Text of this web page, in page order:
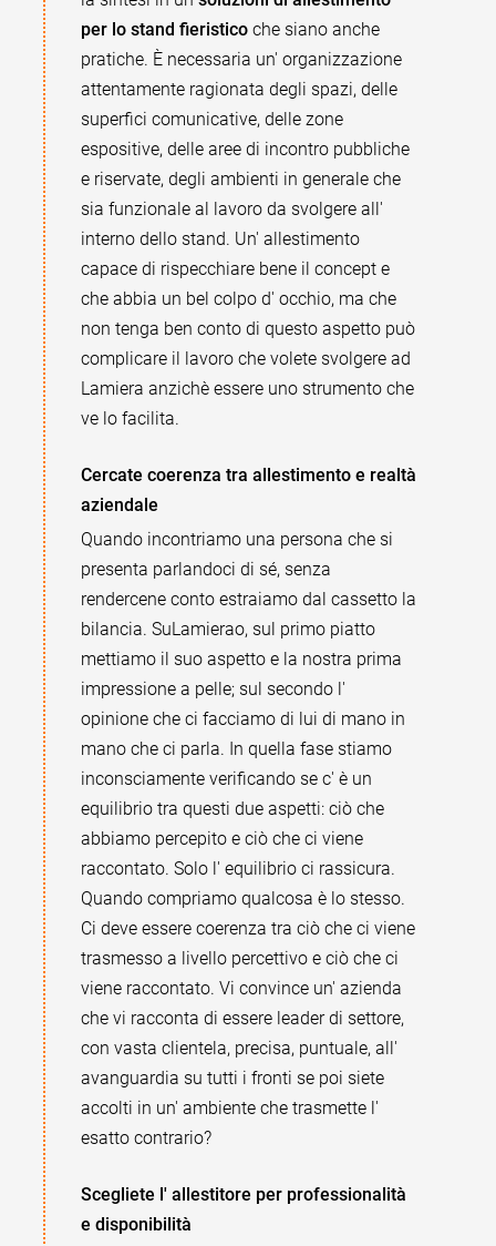
per lo stand fieristico che siano anche
pratiche. È necessaria un' organizzazione
attentamente ragionata degli spazi, delle
superfici comunicative, delle zone
espositive, delle aree di incontro pubbliche
e riservate, degli ambienti in generale che
sia funzionale al lavoro da svolgere all'
interno dello stand. Un' allestimento
capace di rispecchiare bene il concept e
che abbia un bel colpo d' occhio, ma che
non tenga ben conto di questo aspetto può
complicare il lavoro che volete svolgere ad
Lamiera anzichè essere uno strumento che
ve lo facilita.
Cercate coerenza tra allestimento e realtà
aziendale
Quando incontriamo una persona che si
presenta parlandoci di sé, senza
rendercene conto estraiamo dal cassetto la
bilancia. SuLamierao, sul primo piatto
mettiamo il suo aspetto e la nostra prima
impressione a pelle; sul secondo l'
opinione che ci facciamo di lui di mano in
mano che ci parla. In quella fase stiamo
inconsciamente verificando se c' è un
equilibrio tra questi due aspetti: ciò che
abbiamo percepito e ciò che ci viene
raccontato. Solo l' equilibrio ci rassicura.
Quando compriamo qualcosa è lo stesso.
Ci deve essere coerenza tra ciò che ci viene
trasmesso a livello percettivo e ciò che ci
viene raccontato. Vi convince un' azienda
che vi racconta di essere leader di settore,
con vasta clientela, precisa, puntuale, all'
avanguardia su tutti i fronti se poi siete
accolti in un' ambiente che trasmette l'
esatto contrario?
Scegliete l' allestitore per professionalità
e disponibilità